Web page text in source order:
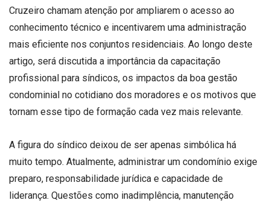
Cruzeiro chamam atenção por ampliarem o acesso ao
conhecimento técnico e incentivarem uma administração
mais eficiente nos conjuntos residenciais. Ao longo deste
artigo, será discutida a importância da capacitação
profissional para síndicos, os impactos da boa gestão
condominial no cotidiano dos moradores e os motivos que
tornam esse tipo de formação cada vez mais relevante.
A figura do síndico deixou de ser apenas simbólica há
muito tempo. Atualmente, administrar um condomínio exige
preparo, responsabilidade jurídica e capacidade de
liderança. Questões como inadimplência, manutenção